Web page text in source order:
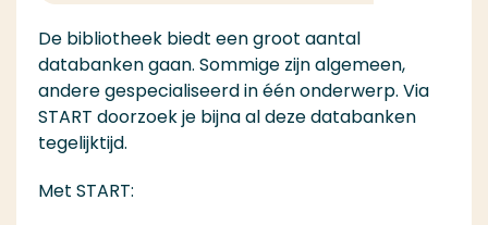
De bibliotheek biedt een groot aantal
databanken gaan. Sommige zijn algemeen,
andere gespecialiseerd in één onderwerp. Via
START doorzoek je bijna al deze databanken
tegelijktijd.
Met START: